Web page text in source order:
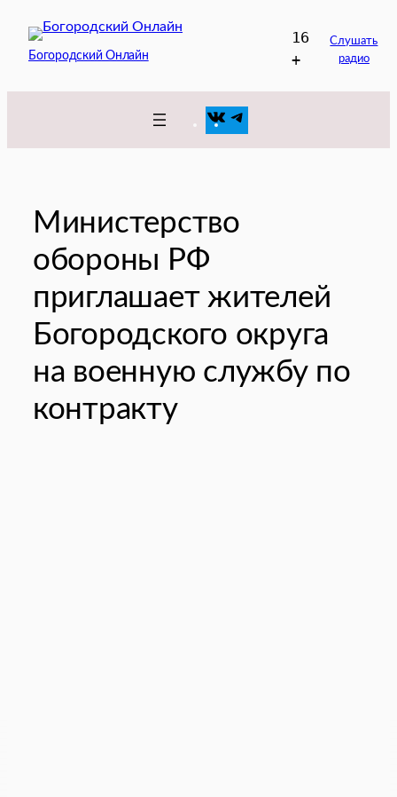
содержимому
Богородский Онлайн
16
+
Слушать
радио
VK
Министерство
обороны РФ
приглашает жителей
Богородского округа
на военную службу по
контракту